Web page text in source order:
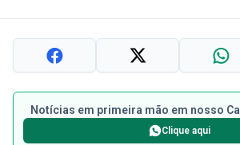
Notícias em primeira mão em nosso
Clique aqui